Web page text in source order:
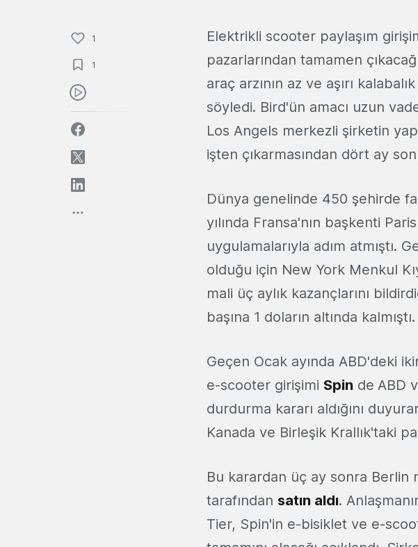
1
1
Elektrikli scooter paylaşım
pazarlarından tamamen
araç arzının az ve aşırı
söyledi. Bird'ün amacı uzun
Los Angels merkezli şirketin
işten çıkarmasından dört ay
Dünya genelinde 450 şehirde
yılında Fransa'nın başkenti
uygulamalarıyla adım atmıştı.
olduğu için New York Menkul
mali üç aylık kazançlarını
başına 1 doların altında kalmıştı.
Geçen Ocak ayında ABD'deki
e-scooter girişimi Spin de ABD
durdurma kararı aldığını
Kanada ve Birleşik Krallık'taki
Bu karardan üç ay sonra
tarafından satın aldı.
Tier, Spin'in e-bisiklet ve e-